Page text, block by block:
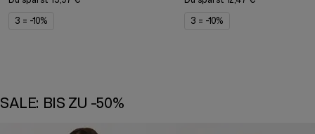
3 = -10% 3 = -10%
SALE: BIS ZU -50%